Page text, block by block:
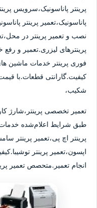
پرینتر پاناسونیک،سرویس
پاناسونیک،تعمیر پرینتر
نصب و تعمیر پرینتر در
پرینترهای لیزری.تعمیر و
فوری پرینتر خدمات ماشین
کیفیت.گارانتی قطعات.با
شکیب،
تعمیر تخصصی پرینتر،شارژ
طبق شرایط اعلام‌شده خدمات
پرینتر اچ پی،تعمیر پرینتر
اپسون،تعمیر پرینتر
انجام تعمیر.متحصص تعمیر